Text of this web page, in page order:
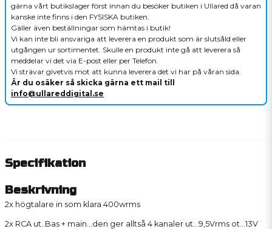
gärna vårt butikslager först innan du besöker butiken i Ullared då varan
kanske inte finns i den FYSISKA butiken.
Gäller även beställningar som hämtas i butik!
Vi kan inte bli ansvariga att leverera en produkt som är slutsåld eller
utgången ur sortimentet. Skulle en produkt inte gå att leverera så
meddelar vi det via E-post eller per Telefon.
Vi strävar givetvis mot att kunna leverera det vi har på våran sida.
Är du osäker så skicka gärna ett mail till
info@ullareddigital.se
Beskrivning
2x högtalare in som klara 400wrms
2x RCA ut..Bas + main...den ger alltså 4 kanaler ut...9,5Vrms ot...13V
Specifikation